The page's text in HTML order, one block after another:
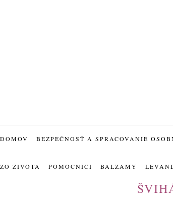
DOMOV BEZPEČNOSŤ A SPRACOVANIE
ZO ŽIVOTA POMOCNÍCI BALZAMY